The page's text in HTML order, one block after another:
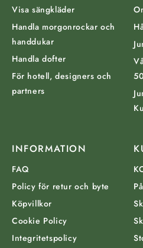
Visa sängkläder
Handla morgonrockar och
handdukar
Handla dofter
För hotell, designers och
partners
INFORMATION
FAQ
Policy för retur och byte
Köpvillkor
Cookie Policy
Integritetspolicy